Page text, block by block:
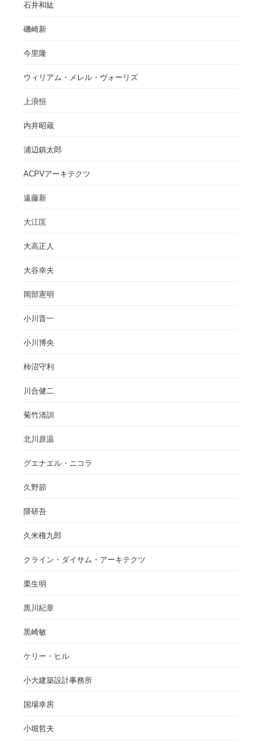
石井和紘
磯崎新
今里隆
ウィリアム・メレル・ヴォーリズ
上浪恒
内井昭蔵
浦辺鎮太郎
ACPVアーキテクツ
遠藤新
大江匡
大高正人
大谷幸夫
岡部憲明
小川晋一
小川博央
柿沼守利
川合健二
菊竹清訓
北川原温
グエナエル・ニコラ
久野節
隈研吾
久米権九郎
クライン・ダイサム・アーキテクツ
栗生明
黒川紀章
黒崎敏
ケリー・ヒル
小大建築設計事務所
国場幸房
小堀哲夫